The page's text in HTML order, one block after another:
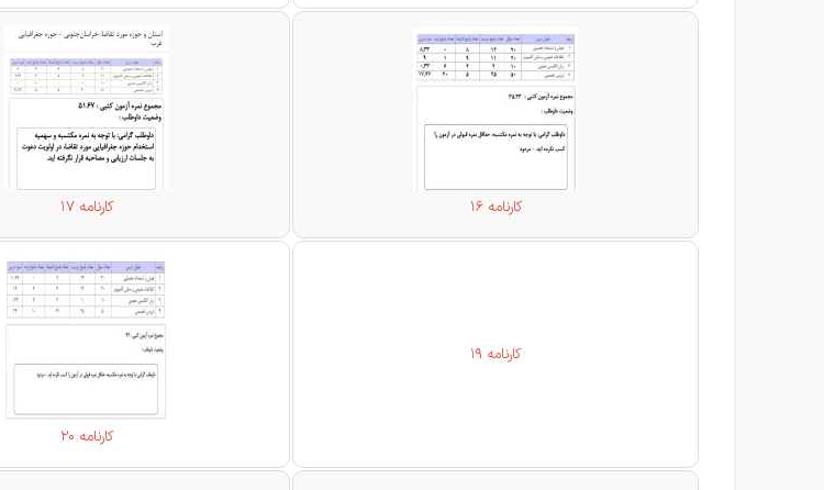
کارنامه 16 کارنامه 17
کارنامه 19
کارنامه 20